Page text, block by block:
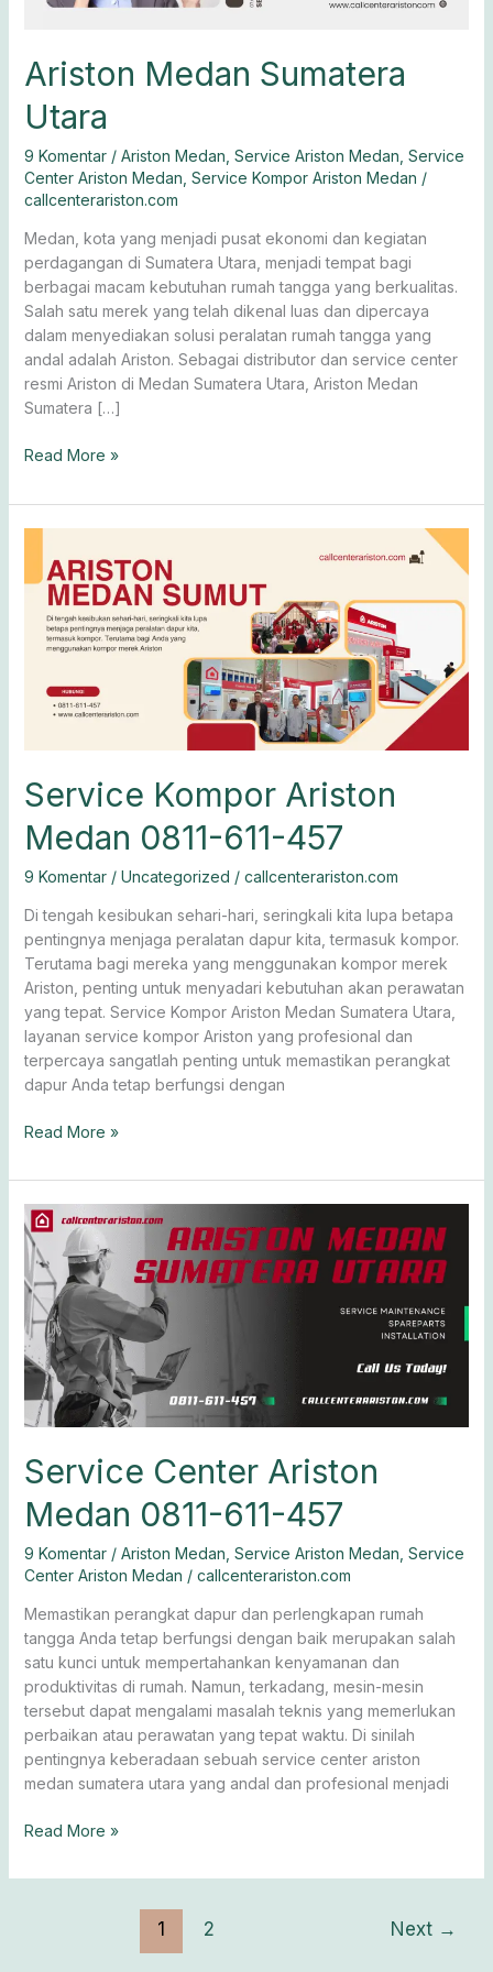
Ariston Medan Sumatera
Utara
9 Komentar / Ariston Medan, Service Ariston Medan, Service
Center Ariston Medan, Service Kompor Ariston Medan /
callcenterariston.com
Medan, kota yang menjadi pusat ekonomi dan kegiatan
perdagangan di Sumatera Utara, menjadi tempat bagi
berbagai macam kebutuhan rumah tangga yang berkualitas.
Salah satu merek yang telah dikenal luas dan dipercaya
dalam menyediakan solusi peralatan rumah tangga yang
andal adalah Ariston. Sebagai distributor dan service center
resmi Ariston di Medan Sumatera Utara, Ariston Medan
Sumatera […]
Read More »
Service Kompor Ariston
Medan 0811-611-457
9 Komentar / Uncategorized / callcenterariston.com
Di tengah kesibukan sehari-hari, seringkali kita lupa betapa
pentingnya menjaga peralatan dapur kita, termasuk kompor.
Terutama bagi mereka yang menggunakan kompor merek
Ariston, penting untuk menyadari kebutuhan akan perawatan
yang tepat. Service Kompor Ariston Medan Sumatera Utara,
layanan service kompor Ariston yang profesional dan
terpercaya sangatlah penting untuk memastikan perangkat
dapur Anda tetap berfungsi dengan
Kompor
Ariston
Medan
0811-
457
Read More »
Service Center Ariston
Medan 0811-611-457
9 Komentar / Ariston Medan Service Ariston Medan Service
Center Ariston Medan / callcenterariston.com
Memastikan perangkat dapur dan perlengkapan rumah
tangga Anda tetap berfungsi dengan baik merupakan salah
satu kunci untuk mempertahankan kenyamanan dan
produktivitas di rumah. Namun, terkadang, mesin-mesin
tersebut dapat mengalami masalah teknis yang memerlukan
perbaikan atau perawatan yang tepat waktu. Di sinilah
pentingnya keberadaan sebuah service center ariston
medan sumatera utara yang andal dan profesional menjadi
Service
Center
Ariston
Medan
0811-
611-
457
Read More »
1 2 Next →